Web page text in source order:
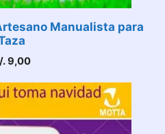
Manualista para
.9,00